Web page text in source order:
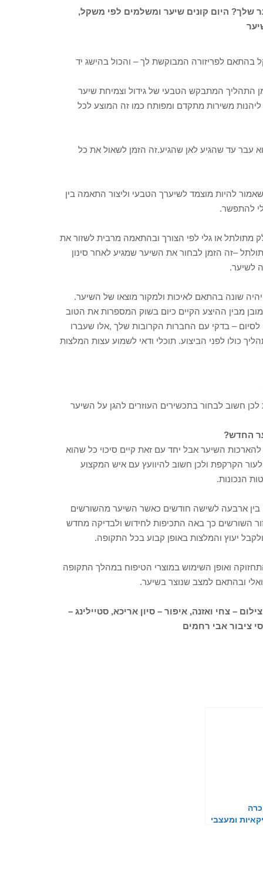
היום קונים שיער ומשלמים לפי משקל,
בהתאם לפריזורה המבוקשת לך – והכול בהישג יד
התהליך המתבקש הטבעי של גידול וצמיחת שיער
משירות מתקדם ומפותח כמו זה המוצע לכל
עבר עד שהגיע לאן שהגיע.זה הזמן לשאול את כל
להיות מוצמד לשיערך הטבעי וליצור התאמה בין
להתפשר.
מתולתל או גלי לפי הצורך ובהתאמה מרבית לשזור את
–זה הזמן לבחור את השיער שמגיע לאחר סינון
לשיער.
שונה בהתאם לאיכות ולמקור מוצאו של השיער.
מבין ההיצע הקיים כיום בשוק המספרות את הטוב
– בדקי עם החברות הקרובות שלך ,אלו שעברו
כולו לפני הביצוע. תוכלי ודאי לשמוע עצות המלצות
חשוב לבחור בתכשירים העוזרים להגן על השיער
החדש?
השיער אבל יחד עם זאת קיים סיכוי כל שהוא
הקרקפת ולכן חשוב להיוועץ עם איש המקצוע
הנכונות.
ארבעה לשישה חודשים כאשר השיער מהשורשים
השורשים כך באה התכיפות לחידוש ולבדיקה מחדש
יעוץ והמלצות באופן קבוע בכל התקופה.
ואופן השימוש במוצרי הטיפוח במהלך התקופה
ובהתאם למצב שנוצר בשיער.
– צחי ואזנה, איפור – סיון אריכא, סטיילינג –
ציבור אבי רחמים
ומעצבי